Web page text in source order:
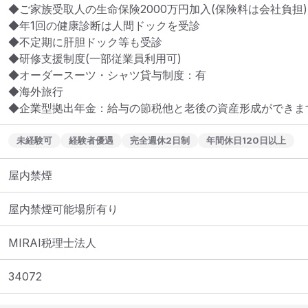
◆ご家族受取人の生命保険2000万円加入(保険料は会社負担)
◆年1回の健康診断は人間ドックを受診
◆不定期に肝胆ドック等も受診
◆研修支援制度(一部従業員利用可)
◆オーダースーツ・シャツ貸与制度：有
◆海外旅行
◆企業型拠出年金：給与の節税他と老後の資産形成ができま
未経験可 経験者優遇 完全週休2日制 年間休日120日以上
屋内禁煙
屋内禁煙可能場所有り
MIRAI税理士法人
34072